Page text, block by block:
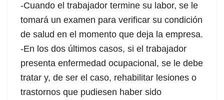
-Cuando el trabajador termine su labor, se le
tomará un examen para verificar su condición
de salud en el momento que deja la empresa.
-En los dos últimos casos, si el trabajador
presenta enfermedad ocupacional, se le debe
tratar y, de ser el caso, rehabilitar lesiones o
trastornos que pudiesen haber sido